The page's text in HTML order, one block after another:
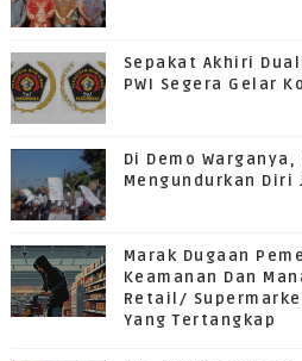
Sepakat Akhiri
PWI Segera Gelar
Di Demo
Mengundurkan Diri
Marak Dugaan
Keamanan Dan
Retail/
Yang Tertangkap